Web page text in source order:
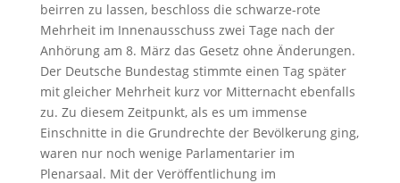
beirren zu lassen, beschloss die schwarze-rote
Mehrheit im Innenausschuss zwei Tage nach der
Anhörung am 8. März das Gesetz ohne Änderungen.
Der Deutsche Bundestag stimmte einen Tag später
mit gleicher Mehrheit kurz vor Mitternacht ebenfalls
zu. Zu diesem Zeitpunkt, als es um immense
Einschnitte in die Grundrechte der Bevölkerung ging,
waren nur noch wenige Parlamentarier im
Plenarsaal. Mit der Veröffentlichung im